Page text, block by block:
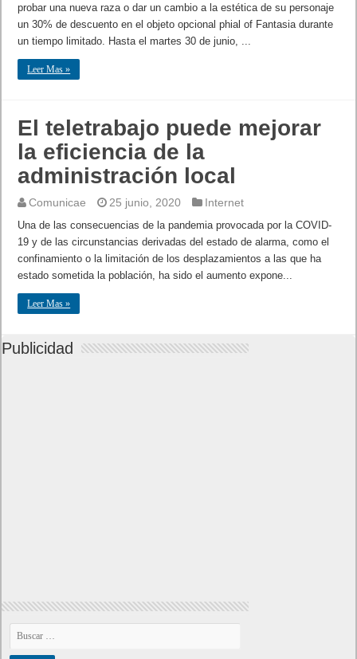
probar una nueva raza o dar un cambio a la estética de su personaje
un 30% de descuento en el objeto opcional phial of Fantasia durante
un tiempo limitado. Hasta el martes 30 de junio, ...
Leer Mas »
El teletrabajo puede mejorar
la eficiencia de la
administración local
Comunicae 25 junio, 2020 Internet
Una de las consecuencias de la pandemia provocada por la COVID-
19 y de las circunstancias derivadas del estado de alarma, como el
confinamiento o la limitación de los desplazamientos a las que ha
estado sometida la población, ha sido el aumento expone...
Leer Mas »
Publicidad